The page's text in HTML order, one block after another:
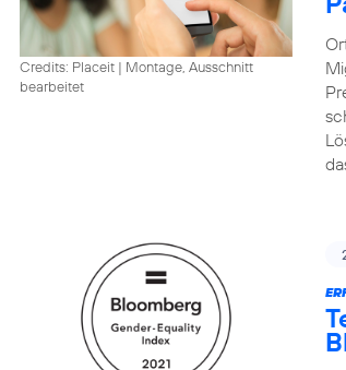
Credits: Placeit | Montage, Ausschnitt
bearbeitet